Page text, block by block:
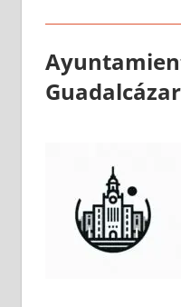
Guadalcázar